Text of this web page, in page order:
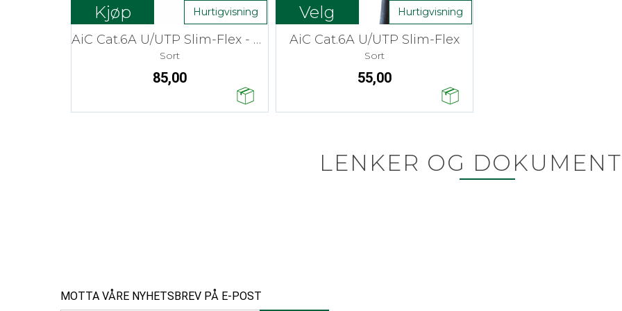
Kjøp Hurtigvisning
AiC Cat.6A U/UTP Slim-Flex - 3 m
Sort
85,00
Velg Hurtigvisning
AiC Cat.6A U/UTP Slim-Flex
Sort
55,00
LENKER OG
MOTTA VÅRE NYHETSBREV PÅ E-POST